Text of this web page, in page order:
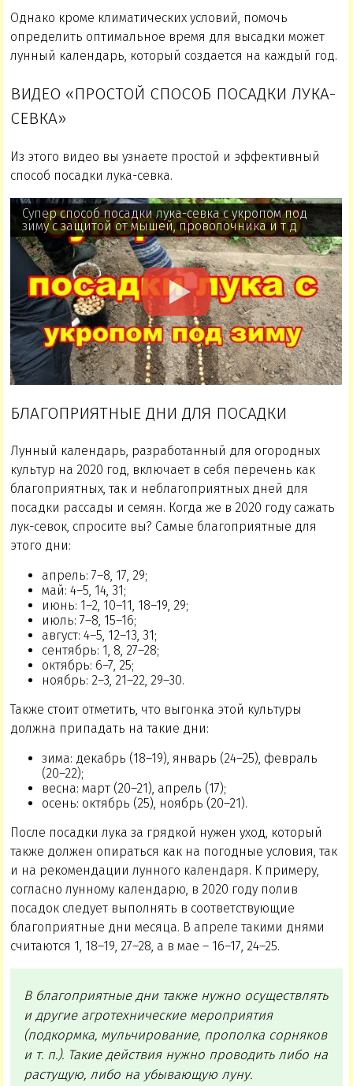
Однако кроме климатических условий, помочь
определить оптимальное время для высадки может
лунный календарь, который создается на каждый год.
ВИДЕО «ПРОСТОЙ СПОСОБ ПОСАДКИ ЛУКА-
СЕВКА»
Из этого видео вы узнаете простой и эффективный
способ посадки лука-севка.
Супер способ посадки лука-севка с укропом под
зиму с защитой от мышей, проволочника и т д
БЛАГОПРИЯТНЫЕ ДНИ ДЛЯ ПОСАДКИ
Лунный календарь, разработанный для огородных
культур на 2020 год, включает в себя перечень как
благоприятных, так и неблагоприятных дней для
посадки рассады и семян. Когда же в 2020 году сажать
лук-севок, спросите вы? Самые благоприятные для
этого дни:
апрель: 7–8, 17, 29;
май: 4–5, 14, 31;
июнь: 1–2, 10–11, 18–19, 29;
июль: 7–8, 15–16;
август: 4–5, 12–13, 31;
сентябрь: 1, 8, 27–28;
октябрь: 6–7, 25;
ноябрь: 2–3, 21–22, 29–30.
Также стоит отметить, что выгонка этой культуры
должна припадать на такие дни:
зима: декабрь (18–19), январь (24–25), февраль
(20–22);
весна: март (20–21), апрель (17);
осень: октябрь (25), ноябрь (20–21).
После посадки лука за грядкой нужен уход, который
также должен опираться как на погодные условия, так
и на рекомендации лунного календаря. К примеру,
согласно лунному календарю, в 2020 году полив
посадок следует выполнять в соответствующие
благоприятные дни месяца. В апреле такими днями
считаются 1, 18–19, 27–28, а в мае – 16–17, 24–25.
В благоприятные дни также нужно осуществлять
и другие агротехнические мероприятия
(подкормка, мульчирование, прополка сорняков
и т. п.). Такие действия нужно проводить либо на
растущую, либо на убывающую луну.